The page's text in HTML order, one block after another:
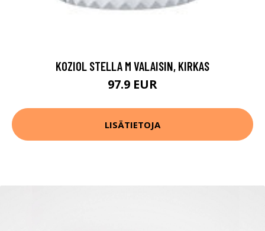
KOZIOL STELLA M VALAISIN, KIRKAS
97.9 EUR
LISÄTIETOJA